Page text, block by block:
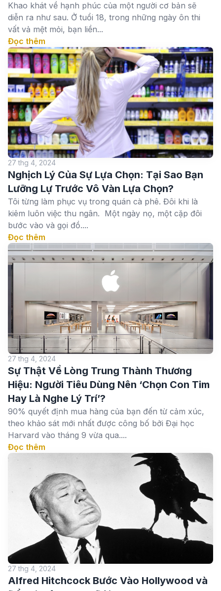
Khao khát về hạnh phúc của một người cơ bản sẽ
diễn ra như sau. Ở tuổi 18, trong những ngày ôn thi
vất vả mệt mỏi, bạn liền...
Đọc thêm
27 thg 4, 2024
Nghịch Lý Của Sự Lựa Chọn: Tại Sao Bạn
Lưỡng Lự Trước Vô Vàn Lựa Chọn?
Tôi từng làm phục vụ trong quán cà phê. Đôi khi là
kiêm luôn việc thu ngân. Một ngày nọ, một cặp đôi
bước vào và gọi đồ....
Đọc thêm
27 thg 4, 2024
Sự Thật Về Lòng Trung Thành Thương
Hiệu: Người Tiêu Dùng Nên ‘Chọn Con Tim
Hay Là Nghe Lý Trí’?
90% quyết định mua hàng của bạn đến từ cảm xúc,
theo khảo sát mới nhất được công bố bởi Đại học
Harvard vào tháng 9 vừa qua....
Đọc thêm
27 thg 4, 2024
Alfred Hitchcock Bước Vào Hollywood và